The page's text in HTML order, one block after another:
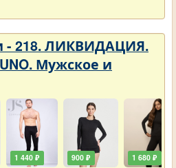
- 218. ЛИКВИДАЦИЯ.
Мужское и
1 440 ₽ 900 ₽ 1 680 ₽